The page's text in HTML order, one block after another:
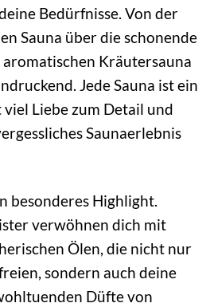
Bedürfnisse. Von der
Sauna über die schonende
Kräutersauna
Jede Sauna ist ein
Liebe zum Detail und
Saunaerlebnis
besonderes Highlight.
verwöhnen dich mit
Ölen, die nicht nur
sondern auch deine
Düfte von